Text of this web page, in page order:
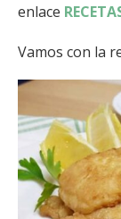
enlace
Vamos con la